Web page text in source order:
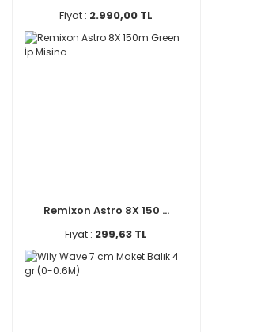
Fiyat : 2.990,00 TL
Remixon Astro 8X 150 ...
Fiyat : 299,63 TL